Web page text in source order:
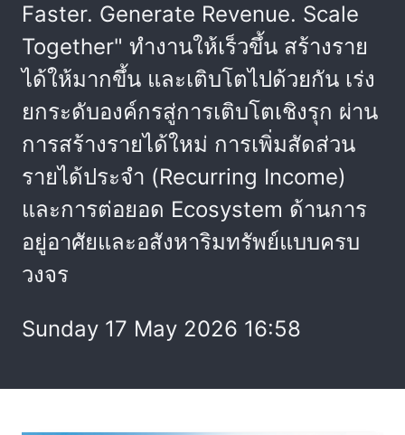
Faster. Generate Revenue. Scale
Together" ทำงานให้เร็วขึ้น สร้างราย
ได้ให้มากขึ้น และเติบโตไปด้วยกัน เร่ง
ยกระดับองค์กรสู่การเติบโตเชิงรุก ผ่าน
การสร้างรายได้ใหม่ การเพิ่มสัดส่วน
รายได้ประจำ (Recurring Income)
และการต่อยอด Ecosystem ด้านการ
อยู่อาศัยและอสังหาริมทรัพย์แบบครบ
วงจร
Sunday 17 May 2026 16:58